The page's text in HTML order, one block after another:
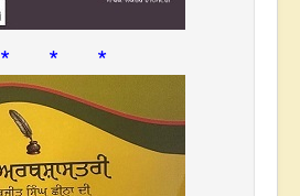
* * *